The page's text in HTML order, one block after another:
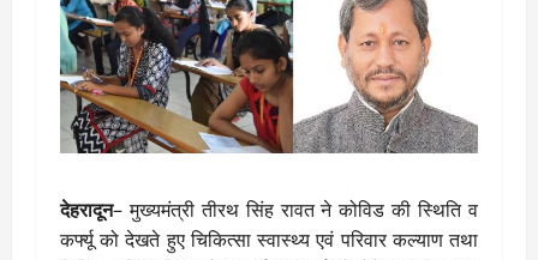
देहरादून– मुख्यमंत्री तीरथ सिंह रावत ने कोविड की स्थिति व
कर्फ्यू को देखते हुए चिकित्सा स्वास्थ्य एवं परिवार कल्याण तथा